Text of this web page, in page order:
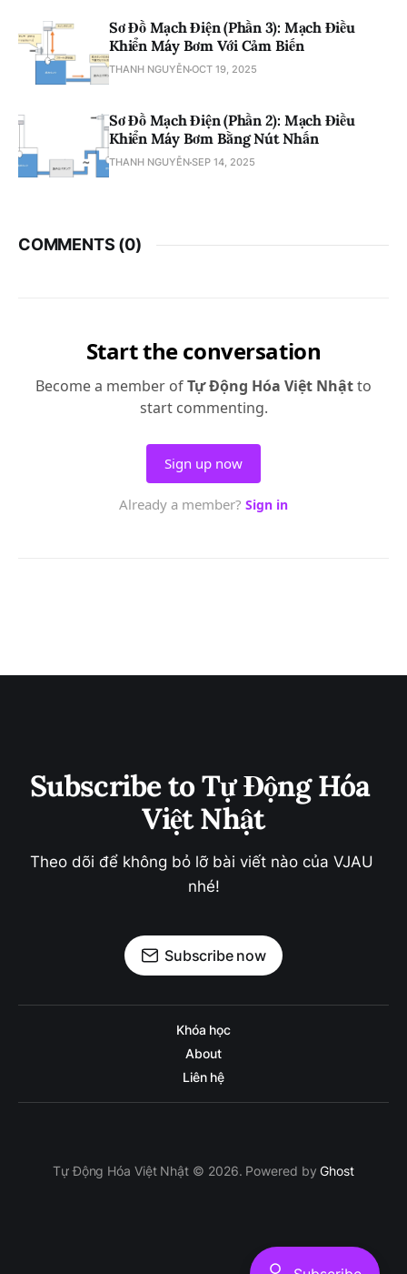
Sơ Đồ Mạch Điện (Phần 3): Mạch Điều
Khiển Máy Bơm Với Cảm Biến
THANH NGUYỄNOCT 19, 2025
Sơ Đồ Mạch Điện (Phần 2): Mạch Điều
Khiển Máy Bơm Bằng Nút Nhấn
THANH NGUYỄNSEP 14, 2025
COMMENTS (0)
Subscribe to Tự Động Hóa
Việt Nhật
Theo dõi để không bỏ lỡ bài viết nào của VJAU
nhé!
Subscribe now
Khóa học
About
Liên hệ
Tự Động Hóa Việt Nhật © 2026. Powered byGhost